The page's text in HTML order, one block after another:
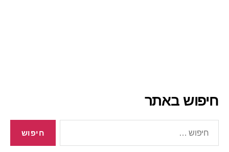
חיפוש באתר